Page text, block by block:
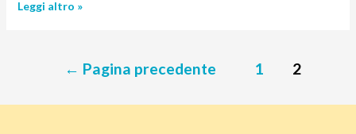
Leggi altro »
← Pagina precedente 1 2